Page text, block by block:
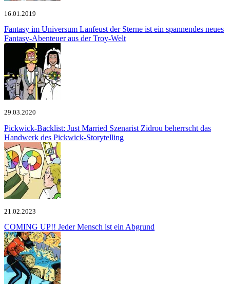
16.01.2019
Fantasy im Universum Lanfeust der Sterne ist ein spannendes neues
Fantasy-Abenteuer aus der Troy-Welt
29.03.2020
Pickwick-Backlist: Just Married Szenarist Zidrou beherrscht das
Handwerk des Pickwick-Storytelling
21.02.2023
COMING UP!! Jeder Mensch ist ein Abgrund